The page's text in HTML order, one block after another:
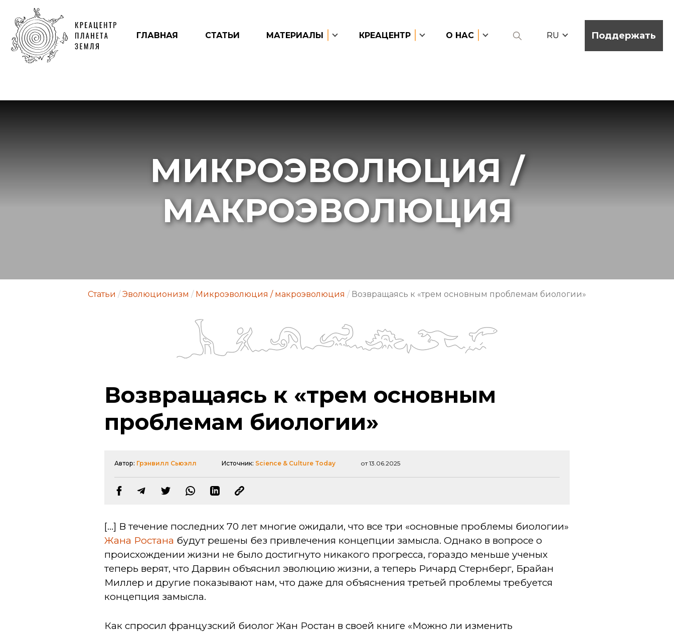
ГЛАВНАЯ СТАТЬИ МАТЕРИАЛЫ КРЕАЦЕНТР О НАС RU Поддержать
МИКРОЭВОЛЮЦИЯ /
МАКРОЭВОЛЮЦИЯ
Статьи / Эволюционизм / Микроэволюция / макроэволюция / Возвращаясь к «трем основным проблемам биологии»
Возвращаясь к «трем основным
проблемам биологии»
Автор: Грэнвилл Сьюэлл Источник: Science & Culture Today от 13.06.2025
[...] В течение последних 70 лет многие ожидали, что все три «основные проблемы биологии»
Жана Ростана будут решены без привлечения концепции замысла. Однако в вопросе о
происхождении жизни не было достигнуто никакого прогресса, гораздо меньше ученых
теперь верят, что Дарвин объяснил эволюцию жизни, а теперь Ричард Стернберг, Брайан
Миллер и другие показывают нам, что даже для объяснения третьей проблемы требуется
концепция замысла.
Как спросил французский биолог Жан Ростан в своей книге «Можно ли изменить